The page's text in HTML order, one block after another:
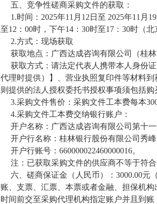
五、竞争性磋商采购文件的获取：
1.时间：2025年11月12日至 2025年11
至12：00时，下午14：30时至17：30时（
2.方式：现场获取
获取地点：广西达成咨询有限公司（桂
获取方式：请法定代表人携带本人身份
代理时提供）】、营业执照复印件等材料
则提供的法人授权委托书授权事项须包括购
3.采购文件售价：采购文件工本费每本
4.采购文件工本费交纳银行账户：
开户名称：广西达成咨询有限公司第十一
开户行名称：桂林银行股份有限公司秀峰
开户行账号：660000022460000016。
注：已获取采购文件的供应商不等于符
六、磋商保证金（人民币）：3000.00
账、支票、汇票、本票或者金融、担保机
时间前交至采购代理机构指定账户并且到